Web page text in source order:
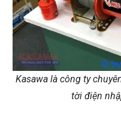
Kasawa là công ty
tời điện